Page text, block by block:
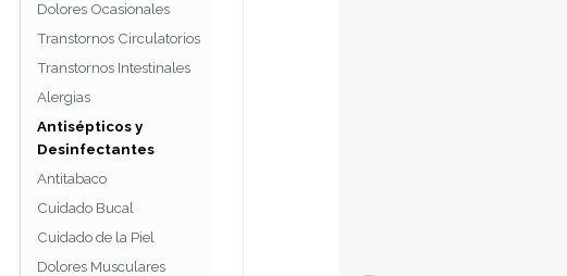
Dolores Ocasionales
Transtornos Circulatorios
Transtornos Intestinales
Alergias
Antisépticos y
Desinfectantes
Antitabaco
Cuidado Bucal
Cuidado de la Piel
Dolores Musculares